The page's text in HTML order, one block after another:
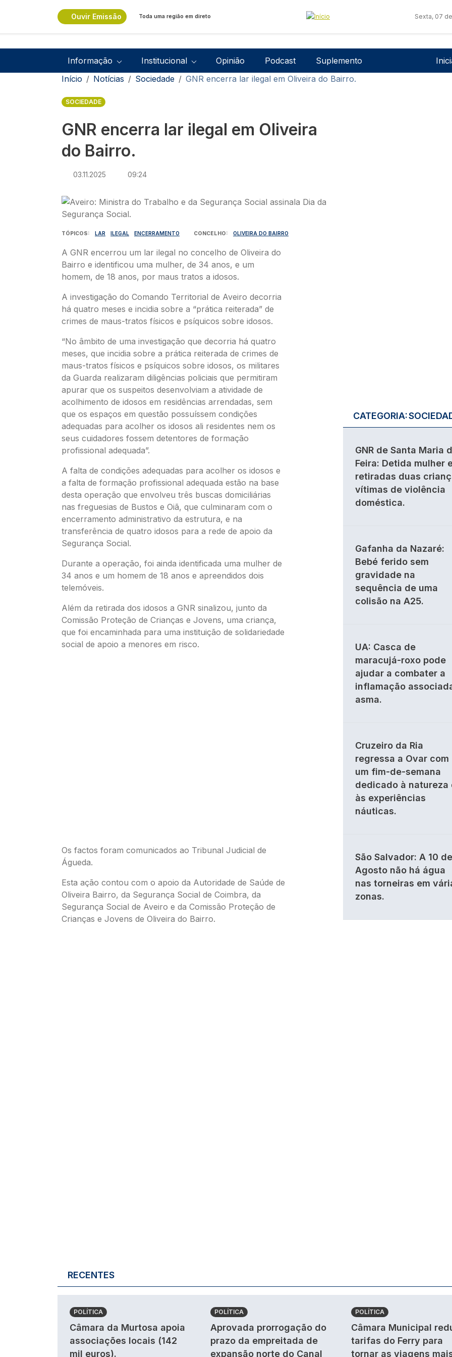
Ouvir Emissão Toda uma região em direto Sexta, 07
Navegação principal
Informação Institucional Opinião Podcast Suplemento
Navegação estrutural
Início Notícias Sociedade GNR encerra lar ilegal em Oliveira do Bairro.
SOCIEDADE
GNR encerra lar ilegal em Oliveira
do Bairro.
03.11.2025 09:24
Imagem
TÓPICOS LAR ILEGAL ENCERRAMENTO CONCELHO OLIVEIRA DO BAIRRO
A GNR encerrou um lar ilegal no concelho de Oliveira do
Bairro e identificou uma mulher, de 34 anos, e um
homem, de 18 anos, por maus tratos a idosos.
A investigação do Comando Territorial de Aveiro decorria
há quatro meses e incidia sobre a “prática reiterada” de
crimes de maus-tratos físicos e psíquicos sobre idosos.
“No âmbito de uma investigação que decorria há quatro
meses, que incidia sobre a prática reiterada de crimes de
maus-tratos físicos e psíquicos sobre idosos, os militares
da Guarda realizaram diligências policiais que permitiram
apurar que os suspeitos desenvolviam a atividade de
acolhimento de idosos em residências arrendadas, sem
que os espaços em questão possuíssem condições
adequadas para acolher os idosos ali residentes nem os
seus cuidadores fossem detentores de formação
profissional adequada”.
A falta de condições adequadas para acolher os idosos e
a falta de formação profissional adequada estão na base
desta operação que envolveu três buscas domiciliárias
nas freguesias de Bustos e Oiã, que culminaram com o
encerramento administrativo da estrutura, e na
transferência de quatro idosos para a rede de apoio da
Segurança Social.
Durante a operação, foi ainda identificada uma mulher de
34 anos e um homem de 18 anos e apreendidos dois
telemóveis.
Além da retirada dos idosos a GNR sinalizou, junto da
Comissão Proteção de Crianças e Jovens, uma criança,
que foi encaminhada para uma instituição de solidariedade
social de apoio a menores em risco.
Os factos foram comunicados ao Tribunal Judicial de
Águeda.
Esta ação contou com o apoio da Autoridade de Saúde de
Oliveira Bairro, da Segurança Social de Coimbra, da
Segurança Social de Aveiro e da Comissão Proteção de
Crianças e Jovens de Oliveira do Bairro.
CATEGORIA:
GNR de Santa Maria
Feira: Detida mulher
retiradas duas
vítimas de violência
doméstica.
Gafanha da Nazaré:
Bebé ferido sem
gravidade na
sequência de uma
colisão na A25.
UA: Casca de
maracujá-roxo pode
ajudar a combater a
inflamação
asma.
Cruzeiro da Ria
regressa a Ovar com
um fim-de-semana
dedicado à natureza
às experiências
náuticas.
São Salvador: A 10 de
Agosto não há água
nas torneiras em
zonas.
RECENTES
POLÍTICA
Câmara da Murtosa apoia
associações locais (142
mil euros).
POLÍTICA
Aprovada prorrogação do
prazo da empreitada de
expansão norte do Canal
POLÍTICA
Câmara Municipal
tarifas do Ferry para
tornar as viagens